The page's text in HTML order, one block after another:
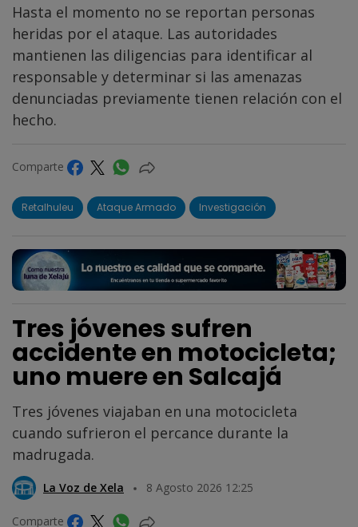
Hasta el momento no se reportan personas
heridas por el ataque. Las autoridades
mantienen las diligencias para identificar al
responsable y determinar si las amenazas
denunciadas previamente tienen relación con el
hecho.
Comparte
Retalhuleu Ataque Armado Investigación
Tres jóvenes sufren
accidente en motocicleta;
uno muere en Salcajá
Tres jóvenes viajaban en una motocicleta
cuando sufrieron el percance durante la
madrugada.
La Voz de Xela 8 Agosto 2026 12:25
Comparte